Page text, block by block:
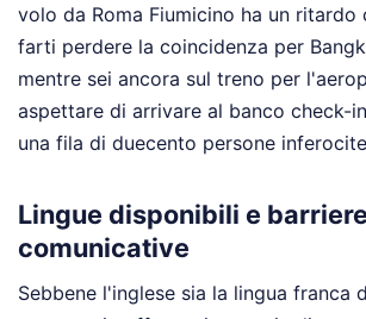
volo da Roma Fiumicino ha un ritardo
farti perdere la coincidenza per
mentre sei ancora sul treno per
aspettare di arrivare al banco check-
una fila di duecento persone
Lingue disponibili e barriere
comunicative
Sebbene l'inglese sia la lingua franca